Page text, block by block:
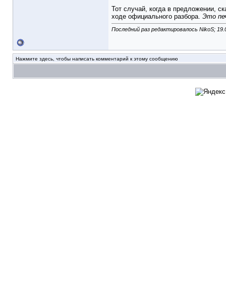
Тот случай, когда в предложении,
ходе официального разбора. Это
Последний раз редактировалось NikoS;
Нажмите здесь, чтобы написать комментарий к этому сообщению